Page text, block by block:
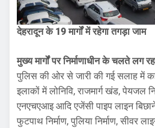
देहरादून के 19मार्गों में रहेगा तगड़ा जाम
मुख्य मार्गों पर निर्माणाधीन के चलते लग
पुलिस की ओर से जारी की गई सलाह में
इलाकों में लोनिवि, राजमार्ग खंड,
एनएचएआइ आदि एजेंसी पाइप लाइन
फुटपाथ निर्माण, पुलिया निर्माण, सीवर